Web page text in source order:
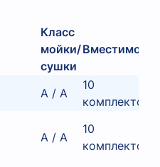
Класс
мойки/
сушки
Вместимость
А / А
10
комплектов
А / А
10
комплектов